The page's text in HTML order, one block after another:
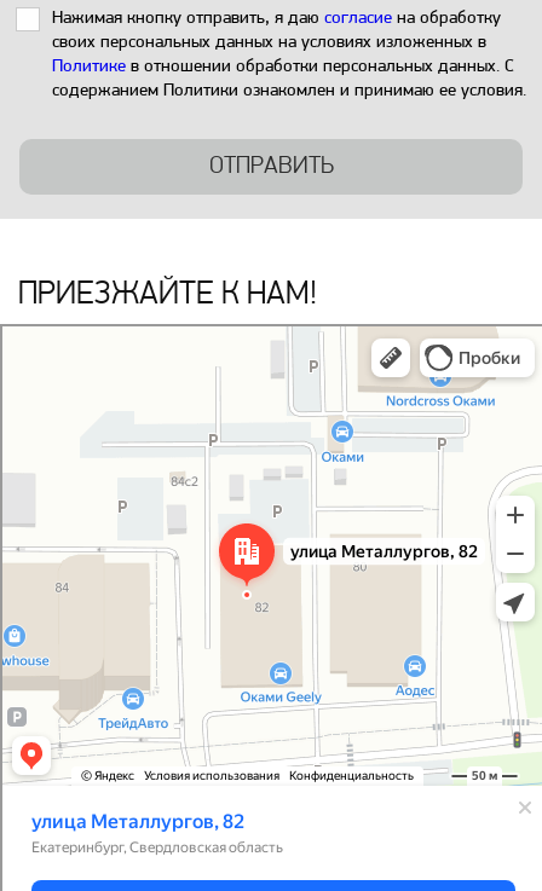
Нажимая кнопку отправить, я даю согласие на обработку
своих персональных данных на условиях изложенных в
Политике в отношении обработки персональных данных. С
содержанием Политики ознакомлен и принимаю ее условия.
ОТПРАВИТЬ
ПРИЕЗЖАЙТЕ К НАМ!